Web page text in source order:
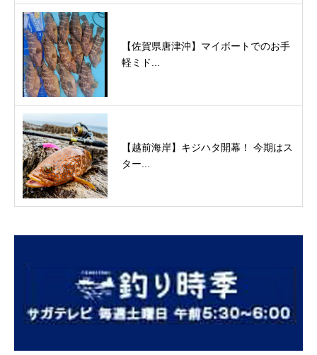
【佐賀県唐津沖】マイボートでのお手
軽ミド...
【越前海岸】キジハタ開幕！ 今期はス
ター...